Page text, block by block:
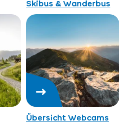
Skibus & Wanderbus
Übersicht Webcams